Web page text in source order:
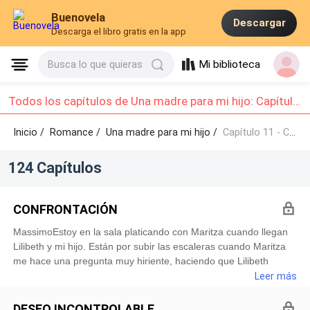
Buenovela
Descarga el libro gratis en la app
Descargar
Busca lo que quieras Mi biblioteca
Todos los capítulos de Una madre para mi hijo: Capítulo 11 - Capítulo 20
Inicio / Romance/Una madre para mi hijo / Capítulo 11 - Capítulo 20
124 Capítulos
CONFRONTACIÓN
MassimoEstoy en la sala platicando con Maritza cuando llegan
Lilibeth y mi hijo. Están por subir las escaleras cuando Maritza
me hace una pregunta muy hiriente, haciendo que Lilibeth
regrese a donde estamos y la confronte.No sabía que esta
entender lo que mi acompañante preguntó. Sin embargo,
Leer más